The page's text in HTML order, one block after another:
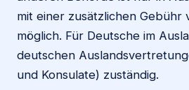
mit einer zusätzlichen Gebühr
möglich. Für Deutsche im
deutschen
und Konsulate) zuständig.